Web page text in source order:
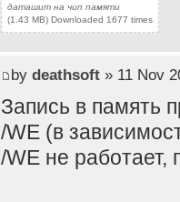
даташит на чип памяти
(1.43 MB) Downloaded 1677 times
by deathsoft» 11 Nov
Запись в память
/WE (в
/WE не работает,